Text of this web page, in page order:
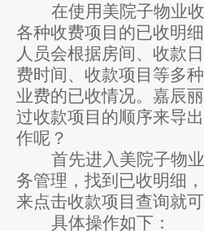
在使用美院子物业
各种收费项目的已收明
人员会根据房间、收款
费时间、收款项目等多
业费的已收情况。嘉辰
过收款项目的顺序来导
作呢？
首先进入美院子物
务管理，找到已收明细
来点击收款项目查询就可
具体操作如下：